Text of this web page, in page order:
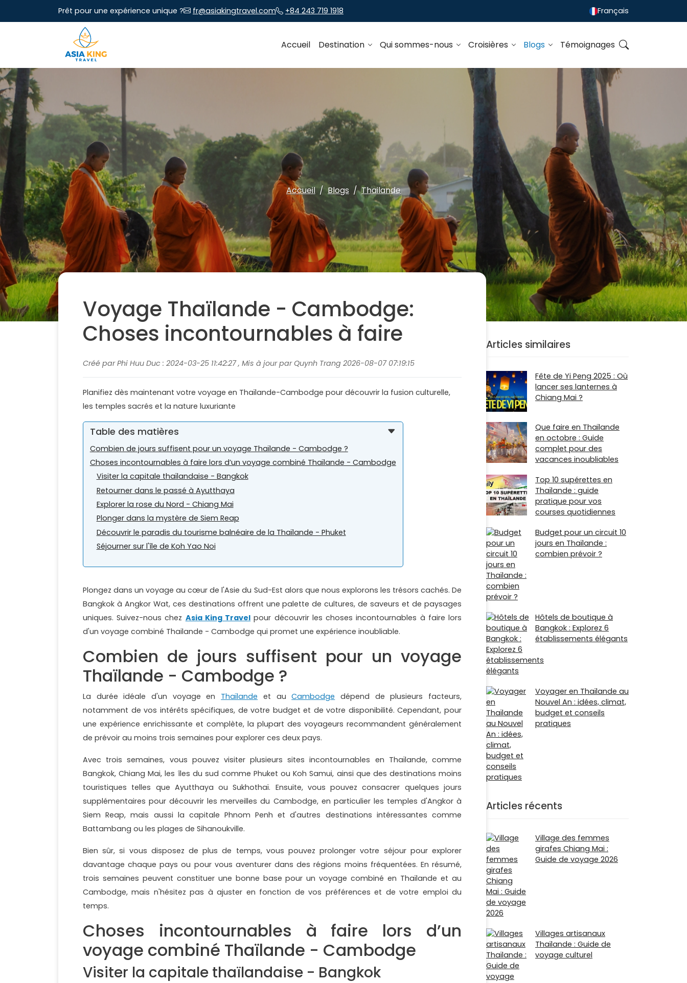
Prêt pour une expérience unique ? fr@asiakingtravel.com +84 243 719 1918 Français
Accueil Destination Qui sommes-nous Croisières Blogs Témoignages
Accueil Blogs Thailande
Voyage Thaïlande - Cambodge:
Choses incontournables à faire
Créé par Phi Huu Duc : 2024-03-25 11:42:27 , Mis à jour par Quynh Trang 2026-08-07 07:19:15
Planifiez dès maintenant votre voyage en Thaïlande-Cambodge pour découvrir la fusion culturelle,
les temples sacrés et la nature luxuriante
Table des matières
Combien de jours suffisent pour un voyage Thaïlande - Cambodge ?
Choses incontournables à faire lors d’un voyage combiné Thaïlande - Cambodge
Visiter la capitale thaïlandaise - Bangkok
Retourner dans le passé à Ayutthaya
Explorer la rose du Nord - Chiang Mai
Plonger dans la mystère de Siem Reap
Découvrir le paradis du tourisme balnéaire de la Thaïlande - Phuket
Séjourner sur l'île de Koh Yao Noi
Plongez dans un voyage au cœur de l'Asie du Sud-Est alors que nous explorons les trésors cachés. De
Bangkok à Angkor Wat, ces destinations offrent une palette de cultures, de saveurs et de paysages
uniques. Suivez-nous chez Asia King Travel pour découvrir les choses incontournables à faire lors
d'un voyage combiné Thailande - Cambodge qui promet une expérience inoubliable.
Combien de jours suffisent pour un voyage
Thaïlande - Cambodge ?
La durée idéale d'un voyage en Thaïlande et auCambodge dépend de plusieurs facteurs,
notamment de vos intérêts spécifiques, de votre budget et de votre disponibilité. Cependant, pour
une expérience enrichissante et complète, la plupart des voyageurs recommandent généralement
de prévoir au moins trois semaines pour explorer ces deux pays.
Avec trois semaines, vous pouvez visiter plusieurs sites incontournables en Thaïlande, comme
Bangkok, Chiang Mai, les îles du sud comme Phuket ou Koh Samui, ainsi que des destinations moins
touristiques telles que Ayutthaya ou Sukhothaï. Ensuite, vous pouvez consacrer quelques jours
supplémentaires pour découvrir les merveilles du Cambodge, en particulier les temples d'Angkor à
Siem Reap, mais aussi la capitale Phnom Penh et d'autres destinations intéressantes comme
Battambang ou les plages de Sihanoukville.
Bien sûr, si vous disposez de plus de temps, vous pouvez prolonger votre séjour pour explorer
davantage chaque pays ou pour vous aventurer dans des régions moins fréquentées. En résumé,
trois semaines peuvent constituer une bonne base pour un voyage combiné en Thaïlande et au
Cambodge, mais n'hésitez pas à ajuster en fonction de vos préférences et de votre emploi du
temps.
Choses incontournables à faire lors d’un
voyage combiné Thaïlande - Cambodge
Visiter la capitale thaïlandaise - Bangkok
Articles similaires
Fête de Yi Peng 2025 : Où
lancer ses lanternes à
Chiang Mai ?
Que faire en Thaïlande
en octobre : Guide
complet pour des
vacances inoubliables
Top 10 supérettes en
Thaïlande : guide
pratique pour vos
courses quotidiennes
Budget pour un circuit 10
jours en Thaïlande :
combien prévoir ?
Hôtels de boutique à
Bangkok : Explorez 6
établissements élégants
Voyager en Thaïlande au
Nouvel An : idées, climat,
budget et conseils
pratiques
Articles récents
Village des femmes
girafes Chiang Mai :
Guide de voyage 2026
Villages artisanaux
Thaïlande : Guide de
voyage culturel